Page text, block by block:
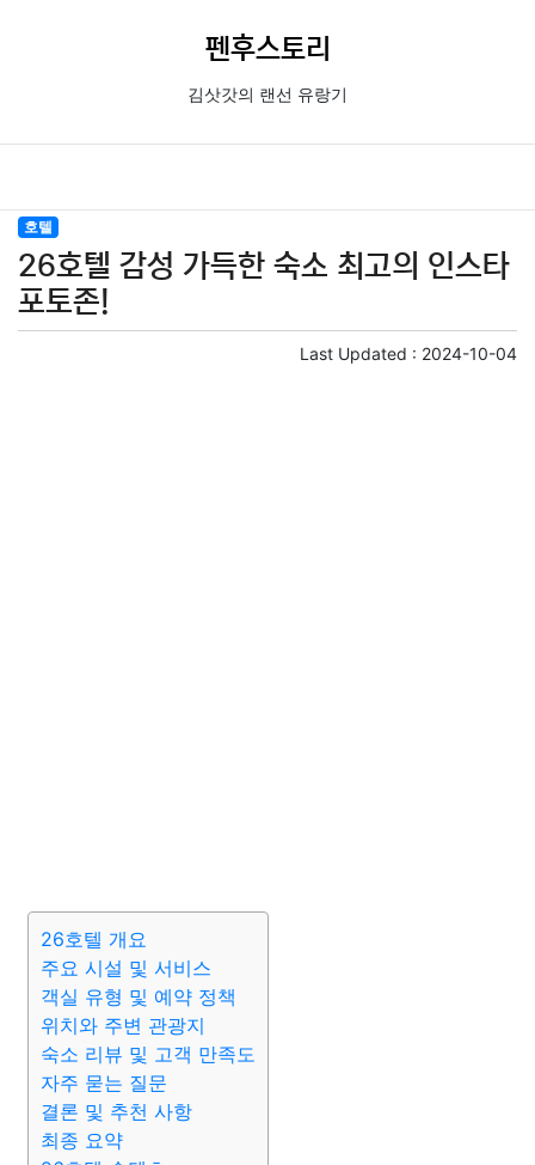
펜후스토리
김삿갓의 랜선 유랑기
호텔
26호텔 감성 가득한 숙소 최고의 인스타
포토존!
Last Updated : 2024-10-04
26호텔 개요
주요 시설 및 서비스
객실 유형 및 예약 정책
위치와 주변 관광지
숙소 리뷰 및 고객 만족도
자주 묻는 질문
결론 및 추천 사항
최종 요약